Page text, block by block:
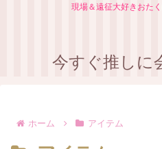
現場＆遠征大好きおた
今すぐ推しに
ホーム アイテム